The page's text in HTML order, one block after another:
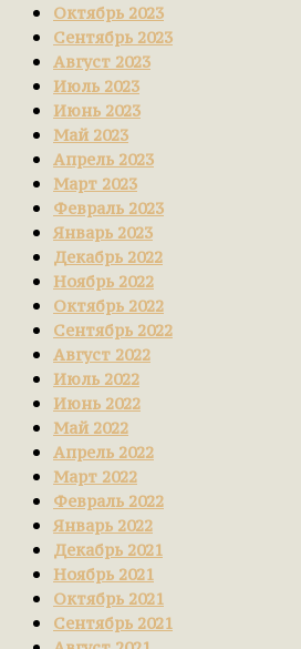
Октябрь 2023
Сентябрь 2023
Август 2023
Июль 2023
Июнь 2023
Май 2023
Апрель 2023
Март 2023
Февраль 2023
Январь 2023
Декабрь 2022
Ноябрь 2022
Октябрь 2022
Сентябрь 2022
Август 2022
Июль 2022
Июнь 2022
Май 2022
Апрель 2022
Март 2022
Февраль 2022
Январь 2022
Декабрь 2021
Ноябрь 2021
Октябрь 2021
Сентябрь 2021